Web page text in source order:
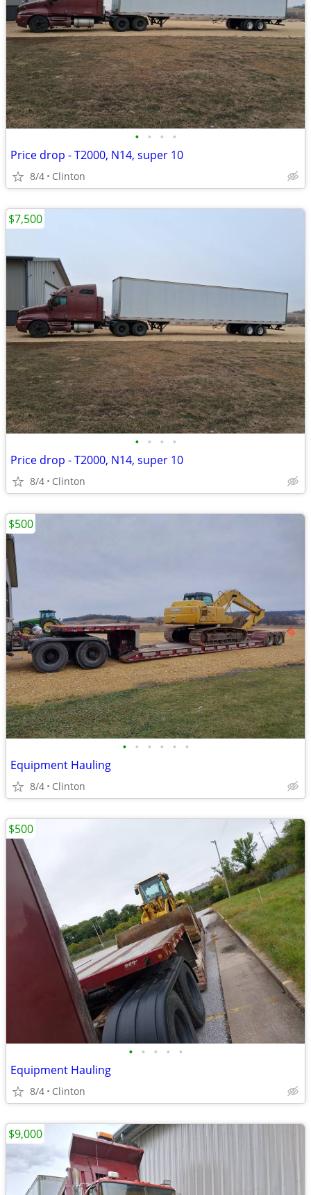
• • • •
Price drop - T2000, N14, super 10
8/4 Clinton
• • • •
Price drop - T2000, N14, super 10
8/4 Clinton
$7,500
• • • • • •
Equipment Hauling
8/4 Clinton
$500
• • • • •
Equipment Hauling
8/4 Clinton
$500
$9,000